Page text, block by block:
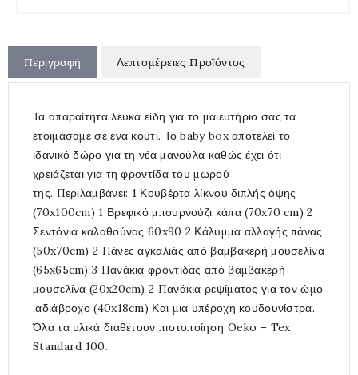
Περιγραφή Λεπτομέρειες Προϊόντος
Τα απαραίτητα λευκά είδη για το μαιευτήριο σας τα
ετοιμάσαμε σε ένα κουτί. Το baby box αποτελεί το
ιδανικό δώρο για τη νέα μανούλα καθώς έχει ότι
χρειάζεται για τη φροντίδα του μωρού
της. Περιλαμβάνει: 1 Κουβέρτα λίκνου διπλής όψης
(70x100cm) 1 Βρεφικό μπουρνούζι κάπα (70x70 cm) 2
Σεντόνια καλαθούνας 60x90 2 Κάλυμμα αλλαγής πάνας
(50x70cm) 2 Πάνες αγκαλιάς από βαμβακερή μουσελίνα
(65x65cm) 3 Πανάκια φροντίδας από βαμβακερή
μουσελίνα (20x20cm) 2 Πανάκια ρεψίματος για τον ώμο
,αδιάβροχο (40x18cm) Και μια υπέροχη κουδουνίστρα.
Όλα τα υλικά διαθέτουν πιστοποίηση Oeko – Tex
Standard 100.